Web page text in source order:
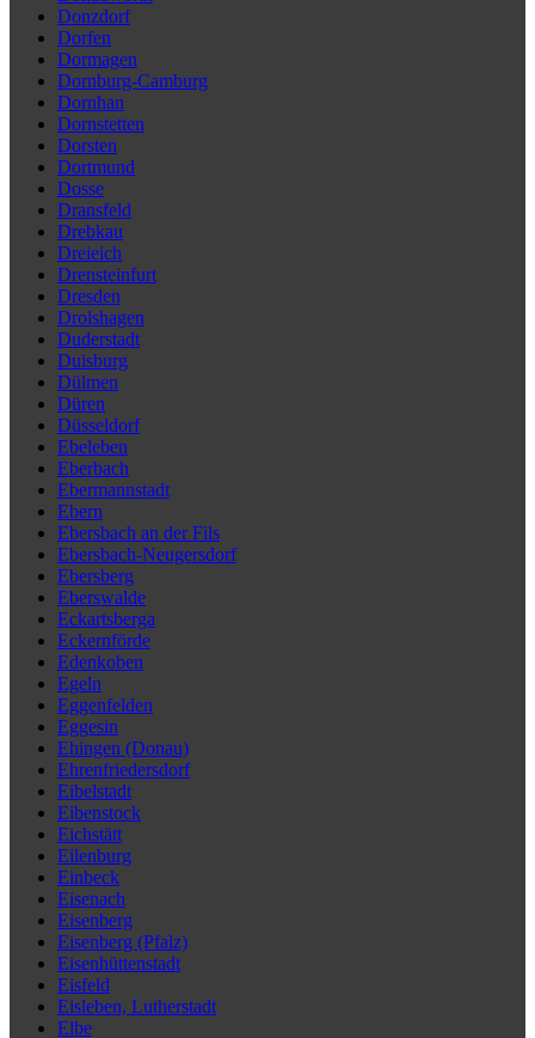
Donzdorf
Dorfen
Dormagen
Dornburg-Camburg
Dornhan
Dornstetten
Dorsten
Dortmund
Dosse
Dransfeld
Drebkau
Dreieich
Drensteinfurt
Dresden
Drolshagen
Duderstadt
Duisburg
Dülmen
Düren
Düsseldorf
Ebeleben
Eberbach
Ebermannstadt
Ebern
Ebersbach an der Fils
Ebersbach-Neugersdorf
Ebersberg
Eberswalde
Eckartsberga
Eckernförde
Edenkoben
Egeln
Eggenfelden
Eggesin
Ehingen (Donau)
Ehrenfriedersdorf
Eibelstadt
Eibenstock
Eichstätt
Eilenburg
Einbeck
Eisenach
Eisenberg
Eisenberg (Pfalz)
Eisenhüttenstadt
Eisfeld
Eisleben, Lutherstadt
Elbe